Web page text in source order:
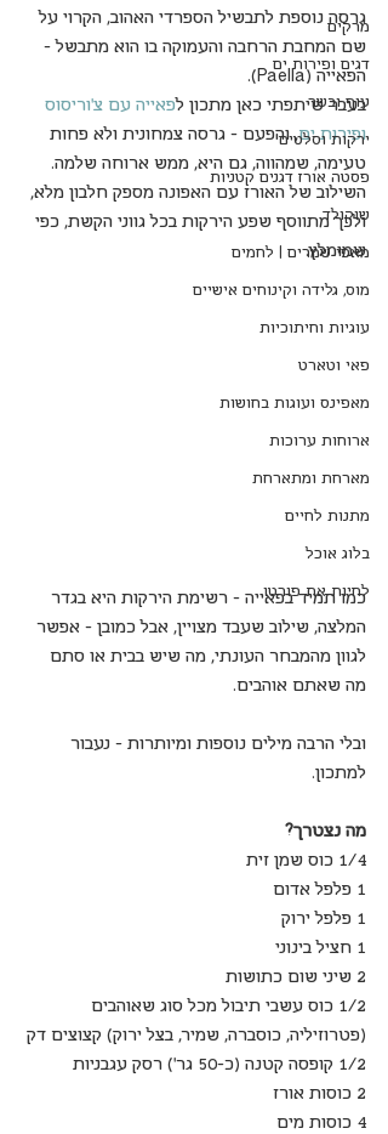
מרקים
דגים ופירות ים
עוף ובשר
ירקות וסלטים
פסטה אורז דגנים קטניות
שוקולד
מאפי שמרים | לחמים
מוס, גלידה וקינוחים אישיים
עוגיות וחיתוכיות
פאי וטארט
מאפינס ועוגות בחושות
ארוחות ערוכות
מארחת ומתארחת
מתנות לחיים
בלוג אוכל
לחיות את פורטו
גרסה נוספת לתבשיל הספרדי האהוב, הקרוי על
שם המחבת הרחבה והעמוקה בו הוא מתבשל -
הפאייה (Paella).
בעבר שיתפתי כאן מתכון לפאייה עם צ'וריסוס
ופירות ים, והפעם - גרסה צמחונית ולא פחות
טעימה, שמהווה, גם היא, ממש ארוחה שלמה.
השילוב של האורז עם האפונה מספק חלבון מלא,
ולכך מתווסף שפע הירקות בכל גווני הקשת, כפי
שמומלץ.
כמו תמיד בפאייה - רשימת הירקות היא בגדר
המלצה, שילוב שעבד מצויין, אבל כמובן - אפשר
לגוון מהמבחר העונתי, מה שיש בבית או סתם
מה שאתם אוהבים.
ובלי הרבה מילים נוספות ומיותרות - נעבור
למתכון.
מה נצטרך?
1/4 כוס שמן זית
1 פלפל אדום
1 פלפל ירוק
1 חציל בינוני
2 שיני שום כתושות
1/2 כוס עשבי תיבול מכל סוג שאוהבים
(פטרוזיליה, כוסברה, שמיר, בצל ירוק) קצוצים דק
1/2 קופסה קטנה (כ-50 גר') רסק עגבניות
2 כוסות אורז
4 כוסות מים